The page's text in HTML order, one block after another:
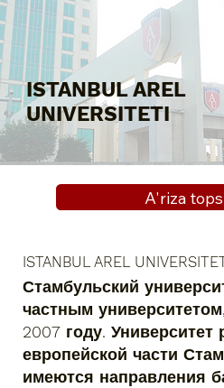
ISTANBUL AREL
UNIVERSITETI
ISTANBUL AREL
Стамбульский
частным
2007 году.
европейской части
имеются направления
A'riza